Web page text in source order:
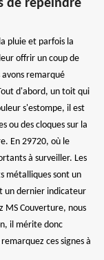
de repeindre
pluie et parfois la
offrir un coup de
avons remarqué
d'abord, un toit qui
s'estompe, il est
ou des cloques sur la
En 29720, où le
à surveiller. Les
métalliques sont un
un dernier indicateur
MS Couverture, nous
il mérite donc
ces signes à